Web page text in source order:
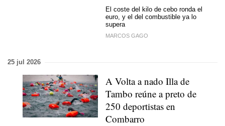
El coste del kilo de cebo ronda el
euro, y el del combustible ya lo
supera
MARCOS GAGO
25 jul 2026
A Volta a nado Illa de
Tambo reúne a preto de
250 deportistas en
Combarro